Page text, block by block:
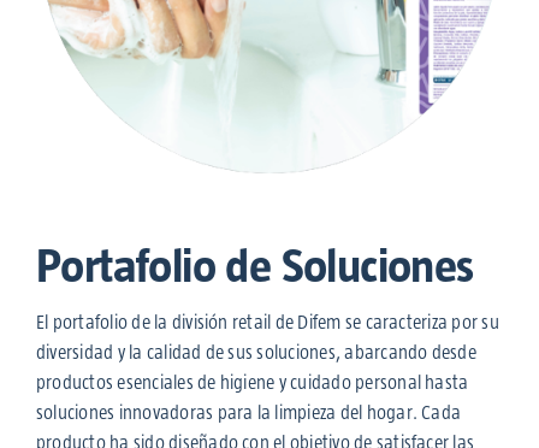
Portafolio de Soluciones
El portafolio de la división retail de Difem se caracteriza por su
diversidad y la calidad de sus soluciones, abarcando desde
productos esenciales de higiene y cuidado personal hasta
soluciones innovadoras para la limpieza del hogar. Cada
producto ha sido diseñado con el objetivo de satisfacer las